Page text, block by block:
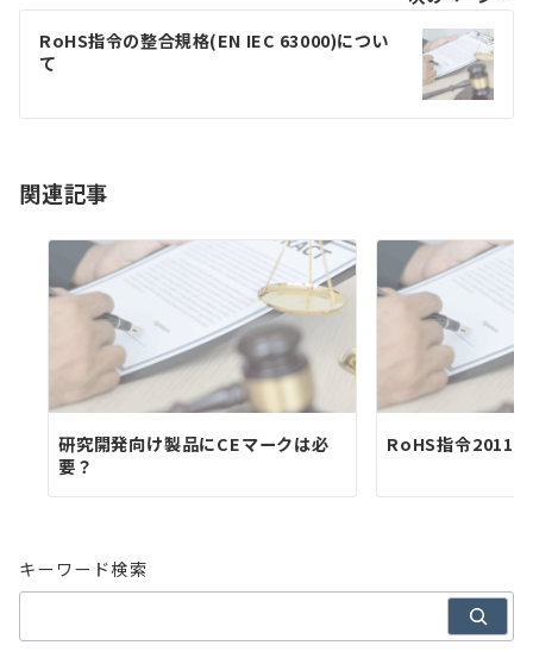
ゲ
シ
ン
RoHS指令の整合規格(EN IEC 63000)につい
て
関連記事
研究開発向け製品にCEマークは必
要？
RoHS指令2011/
キーワード検索